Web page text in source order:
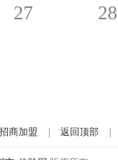
27 28
招商加盟 返回顶部